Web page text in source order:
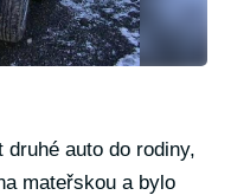
auto do rodiny,
mateřskou a bylo